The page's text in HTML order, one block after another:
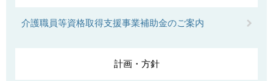
介護職員等資格取得支援事業補助金のご案内
計画・方針